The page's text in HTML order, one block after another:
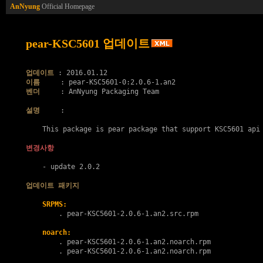
AnNyung Official Homepage
pear-KSC5601 업데이트
업데이트
이름
벤더
     : AnNyung Packaging Team
설명
     :
    This package is pear package that support KSC5601 api
변경사항
    - update 2.0.2
업데이트 패키지
SRPMS:
        .
pear-KSC5601-2.0.6-1.an2.src.rpm
noarch:
        .
pear-KSC5601-2.0.6-1.an2.noarch.rpm
        .
pear-KSC5601-2.0.6-1.an2.noarch.rpm